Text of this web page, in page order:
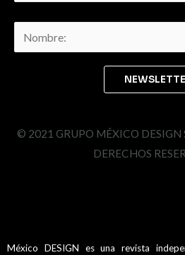
© 2021 GRUPO MÉXICO DESIGN
DERECHOS
México DESIGN es una revista